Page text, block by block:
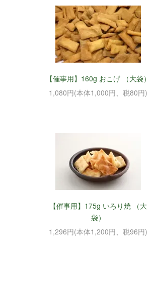
【催事用】160g おこげ （大袋）
1,080円(本体1,000円、税80円)
【催事用】175g いろり焼 （大
袋）
1,296円(本体1,200円、税96円)